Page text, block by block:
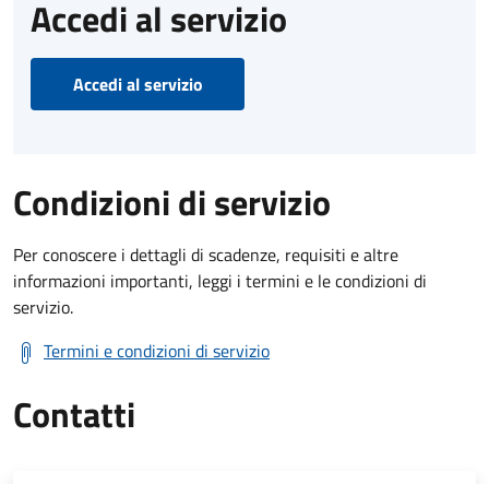
Accedi al servizio
Accedi al servizio
Condizioni di servizio
Per conoscere i dettagli di scadenze, requisiti e altre
informazioni importanti, leggi i termini e le condizioni di
servizio.
Termini e condizioni di servizio
Contatti